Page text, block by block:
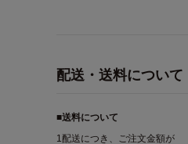
配送・送料について
■送料について
1配送につき、ご注文金額が